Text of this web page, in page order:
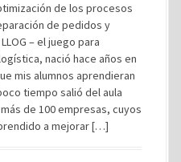
de los procesos
de pedidos y
– el juego para
nació hace años en
mis alumnos aprendieran
tiempo salió del aula
de 100 empresas, cuyos
a mejorar […]